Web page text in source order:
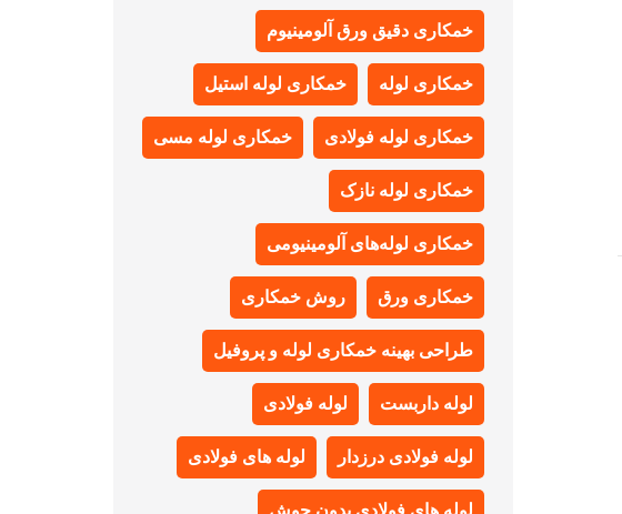
خمکاری دقیق ورق آلومینیوم
خمکاری لوله خمکاری لوله استیل
خمکاری لوله فولادی خمکاری لوله مسی
خمکاری لوله نازک
خمکاری لوله‌های آلومینیومی
خمکاری ورق روش خمکاری
طراحی بهینه خمکاری لوله و پروفیل
لوله داربست لوله فولادی
لوله فولادی درزدار لوله های فولادی
لوله های فولادی بدون جوش